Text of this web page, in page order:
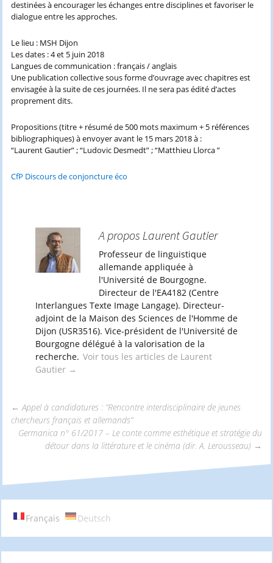
destinées à encourager les échanges entre disciplines et favoriser le
dialogue entre les approches.
Le lieu : MSH Dijon
Les dates : 4 et 5 juin 2018
Langues de communication : français / anglais
Une publication collective sous forme d’ouvrage avec chapitres est
envisagée à la suite de ces journées. Il ne sera pas édité d’actes
proprement dits.
Propositions (titre + résumé de 500 mots maximum + 5 références
bibliographiques) à envoyer avant le 15 mars 2018 à :
“Laurent Gautier” ; “Ludovic Desmedt” ; “Matthieu Llorca ”
CfP Discours de conjoncture éco
A propos Laurent Gautier
Professeur de linguistique
allemande appliquée à
l'Université de Bourgogne.
Directeur de l'EA4182 (Centre
Interlangues Texte Image Langage). Directeur-
adjoint de la Maison des Sciences de l'Homme de
Dijon (USR3516). Vice-président de l'Université de
Bourgogne délégué à la valorisation de la
recherche. Voir tous les articles de Laurent
Gautier →
Navigation
des
articles
← Appel à candidatures : “Rencontre interdisciplinaire de jeunes
chercheurs français et allemands”
Germanica n° 61/2017 – Le conte comme esthétique et stratégie du
détour dans la littérature et le cinéma (dir. A. Lerousseau) →
Français Deutsch